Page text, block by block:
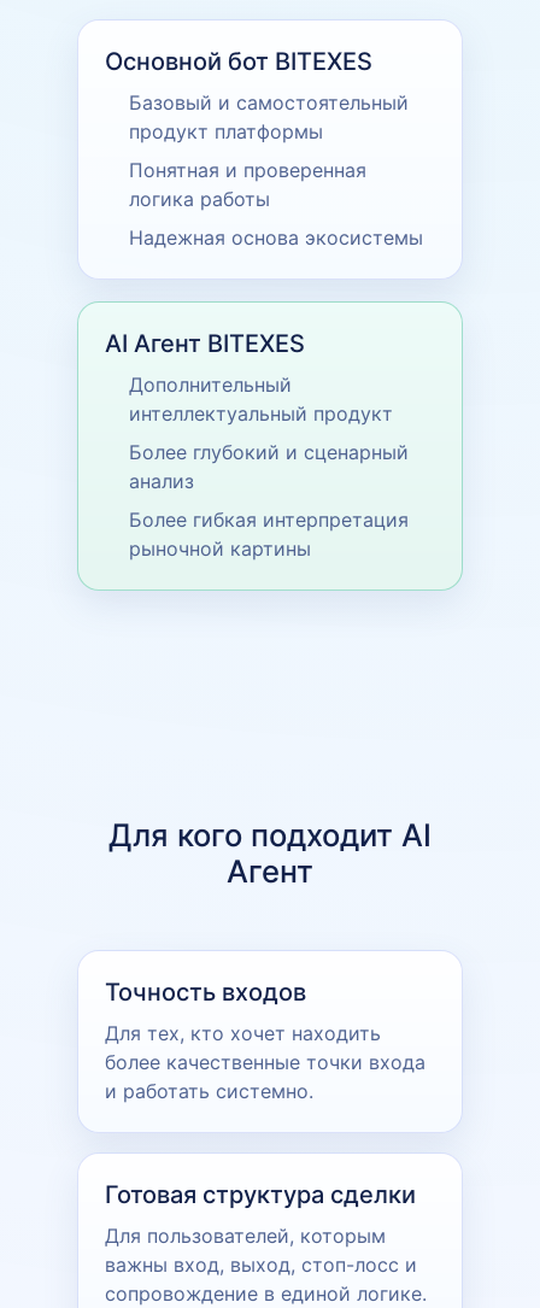
Основной бот BITEXES
Базовый и самостоятельный
продукт платформы
Понятная и проверенная
логика работы
Надежная основа экосистемы
AI Агент BITEXES
Дополнительный
интеллектуальный продукт
Более глубокий и сценарный
анализ
Более гибкая интерпретация
рыночной картины
Для кого подходит AI
Агент
Точность входов
Для тех, кто хочет находить
более качественные точки входа
и работать системно.
Готовая структура сделки
Для пользователей, которым
важны вход, выход, стоп-лосс и
сопровождение в единой логике.